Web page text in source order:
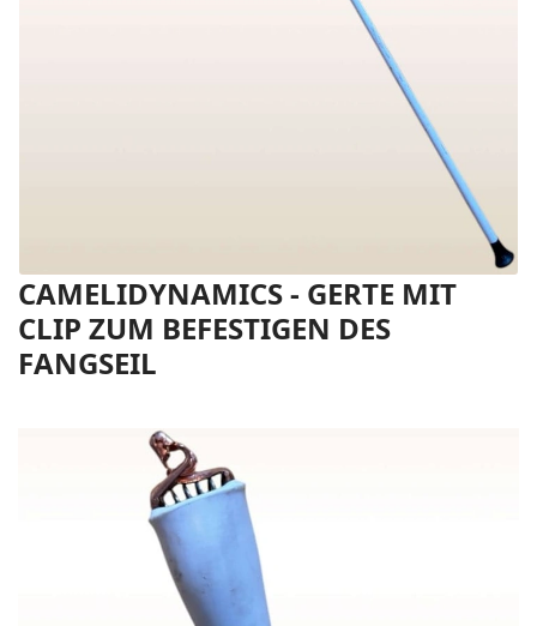
CAMELIDYNAMICS - GERTE MIT
CLIP ZUM BEFESTIGEN DES
FANGSEIL